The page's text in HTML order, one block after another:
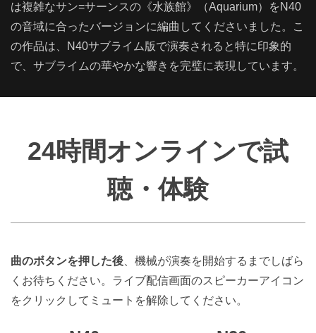
は複雑なサン=サーンスの《水族館》（Aquarium）をN40
の音域に合ったバージョンに編曲してくださいました。こ
の作品は、N40サブライム版で演奏されると特に印象的
で、サブライムの華やかな響きを完璧に表現しています。
24時間オンラインで試
聴・体験
曲のボタンを押した後 、機械が演奏を開始するまでしばら
くお待ちください。ライブ配信画面のスピーカーアイコン
をクリックしてミュートを解除してください。